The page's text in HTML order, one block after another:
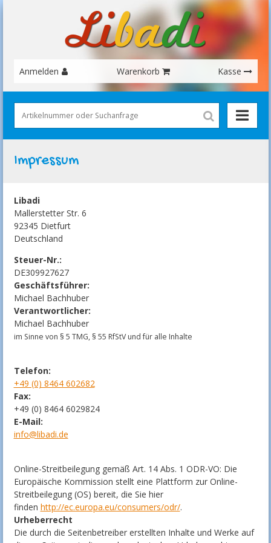
Anmelden Warenkorb Kasse
Impressum
Libadi
Mallerstetter Str. 6
92345 Dietfurt
Deutschland
Steuer-Nr.:
DE309927627
Geschäftsführer:
Michael Bachhuber
Verantwortlicher:
Michael Bachhuber
im Sinne von § 5 TMG, § 55 RfStV und für alle Inhalte
Telefon:
+49 (0) 8464 602682
Fax:
+49 (0) 8464 6029824
E-Mail:
info@libadi.de
Online-Streitbeilegung gemäß Art. 14 Abs. 1 ODR-VO: Die
Europäische Kommission stellt eine Plattform zur Online-
Streitbeilegung (OS) bereit, die Sie hier
finden http://ec.europa.eu/consumers/odr/.
Urheberrecht
Die durch die Seitenbetreiber erstellten Inhalte und Werke auf